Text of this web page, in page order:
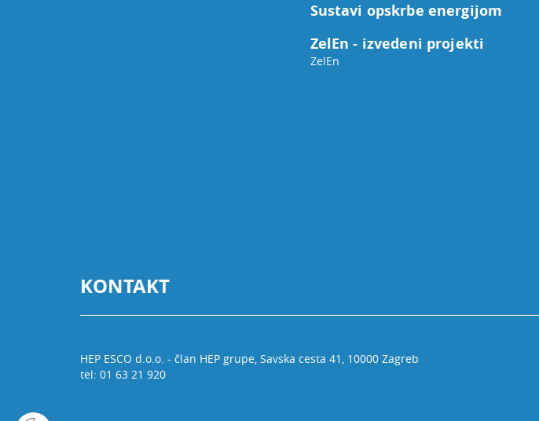
Sustavi opskrbe energijom
ZelEn - izvedeni projekti
ZelEn
KONTAKT
HEP ESCO d.o.o. - član HEP grupe, Savska cesta 41, 10000 Zagreb
tel: 01 63 21 920